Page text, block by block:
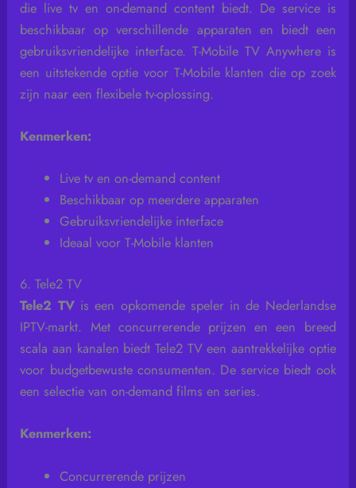
die live tv en on-demand content biedt. De service is
beschikbaar op verschillende apparaten en biedt een
gebruiksvriendelijke interface. T-Mobile TV Anywhere is
een uitstekende optie voor T-Mobile klanten die op zoek
zijn naar een flexibele tv-oplossing.
Kenmerken:
Live tv en on-demand content
Beschikbaar op meerdere apparaten
Gebruiksvriendelijke interface
Ideaal voor T-Mobile klanten
6. Tele2 TV
Tele2 TVis een opkomende speler in de Nederlandse
IPTV-markt. Met concurrerende prijzen en een breed
scala aan kanalen biedt Tele2 TV een aantrekkelijke optie
voor budgetbewuste consumenten. De service biedt ook
een selectie van on-demand films en series.
Kenmerken:
Concurrerende prijzen